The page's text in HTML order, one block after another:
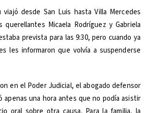
viajó desde San Luis hasta Villa Mercedes
querellantes Micaela Rodríguez y Gabriela
prevista para las 9:30, pero cuando ya
les informaron que volvía a suspenderse
en el Poder Judicial, el abogado defensor
apenas una hora antes que no podía asistir
oral sobre otra causa. Para la familia, la